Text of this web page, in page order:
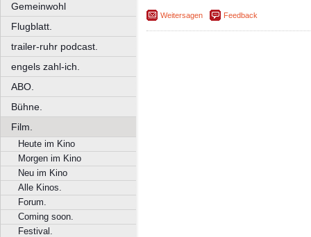
Gemeinwohl
Flugblatt.
trailer-ruhr podcast.
engels zahl-ich.
ABO.
Bühne.
Film.
Heute im Kino
Morgen im Kino
Neu im Kino
Alle Kinos.
Forum.
Coming soon.
Festival.
Weitersagen Feedback